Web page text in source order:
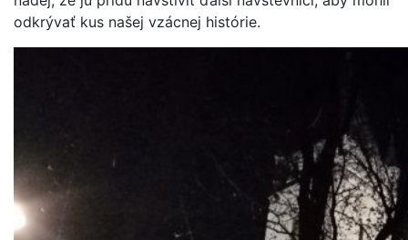
odkrývať kus našej vzácnej histórie.